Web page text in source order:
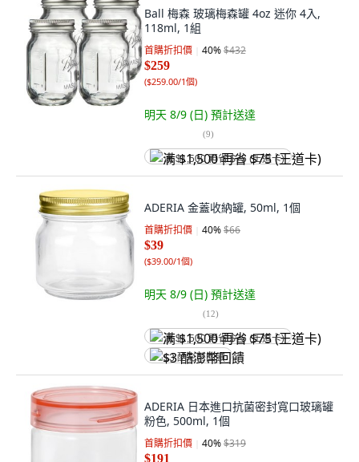
Ball 梅森 玻璃梅森罐 4oz 迷你 4入,
118ml, 1組
首購折扣價 40%$432
$259
($259.00/1個)
明天 8/9 (日) 預計送達
(9)
满 $1,500 再省 $75 (王道卡)
ADERIA 金蓋收納罐, 50ml, 1個
首購折扣價 40%$66
$39
($39.00/1個)
明天 8/9 (日) 預計送達
(12)
满 $1,500 再省 $75 (王道卡)
$3 酷澎幣回饋
ADERIA 日本進口抗菌密封寬口玻璃罐
粉色, 500ml, 1個
首購折扣價 40%$319
$191